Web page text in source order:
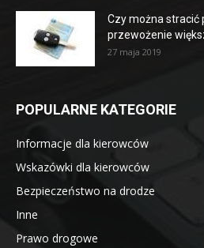
Czy można stracić
przewożenie
27 maja 2019
POPULARNE KATEGORIE
Informacje dla kierowców
Wskazówki dla kierowców
Bezpieczeństwo na drodze
Inne
Prawo drogowe